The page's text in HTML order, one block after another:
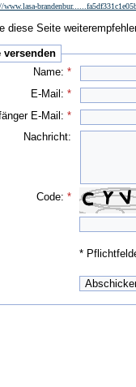
www.lasa-
diese Seite
versenden
Name:*
E-Mail:*
E-Mail:*
Nachricht:
Code:*
*